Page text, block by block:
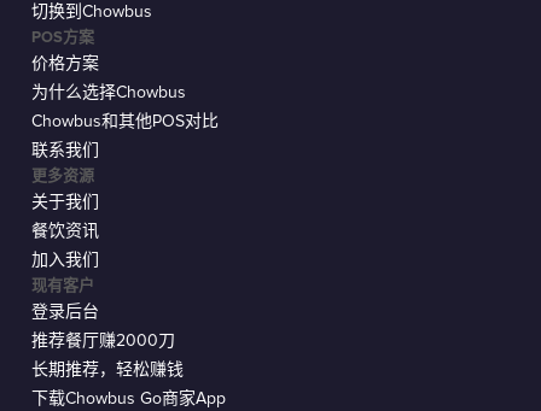
现有客户
登录后台
推荐餐厅赚2000刀
长期推荐，轻松赚钱
下载Chowbus Go商家App
切换到Chowbus
POS方案
价格方案
为什么选择Chowbus
Chowbus和其他POS对比
联系我们
更多资源
关于我们
餐饮资讯
加入我们